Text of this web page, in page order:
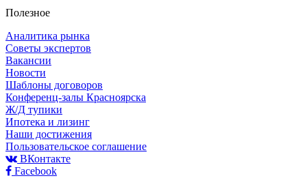
Полезное
Аналитика рынка
Советы экспертов
Вакансии
Новости
Шаблоны договоров
Конференц-залы Красноярска
Ж/Д тупики
Ипотека и лизинг
Наши достижения
Пользовательское соглашение
ВКонтакте
Facebook